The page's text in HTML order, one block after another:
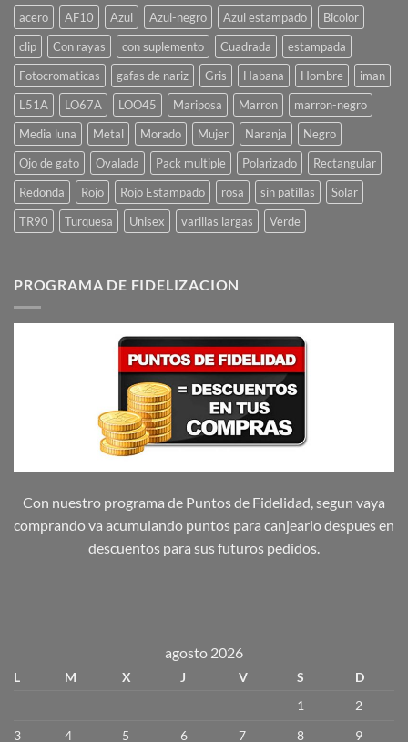
acero AF10 Azul Azul-negro Azul estampado
Bicolor
clip
Con rayas con suplemento Cuadrada
estampada
Fotocromaticas
gafas de nariz Gris Habana Hombre
iman
L51A
LO67A LOO45 Mariposa Marron
marron-negro
Media luna
Metal Morado Mujer Naranja
Negro
Ojo de gato
Ovalada Pack multiple Polarizado
Rectangular
Redonda
Rojo Rojo Estampado rosa sin patillas
Solar
TR90
Turquesa Unisex varillas largas Verde
PROGRAMA DE FIDELIZACION
Con nuestro programa de Puntos de Fidelidad, segun vaya
comprando va acumulando puntos para canjearlo despues en
descuentos para sus futuros pedidos.
agosto 2026
L M X J V S
D
1
2
3
4 5 6 7 8 9